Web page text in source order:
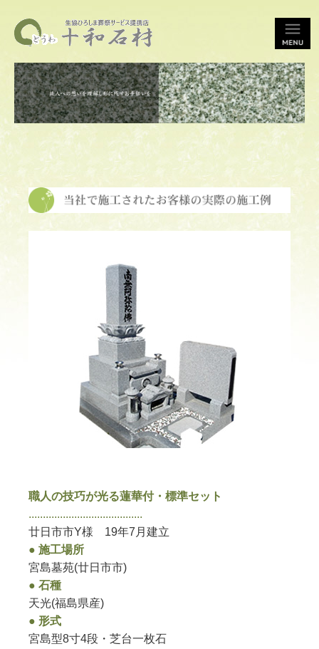
職人の技巧が光る蓮華付・標準セット
........................................
廿日市市Y様 19年7月建立
● 施工場所
宮島墓苑(廿日市市)
● 石種
天光(福島県産)
● 形式
宮島型8寸4段・芝台一枚石